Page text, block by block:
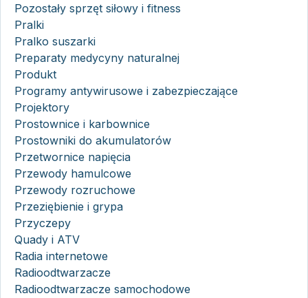
Pozostały sprzęt siłowy i fitness
Pralki
Pralko suszarki
Preparaty medycyny naturalnej
Produkt
Programy antywirusowe i zabezpieczające
Projektory
Prostownice i karbownice
Prostowniki do akumulatorów
Przetwornice napięcia
Przewody hamulcowe
Przewody rozruchowe
Przeziębienie i grypa
Przyczepy
Quady i ATV
Radia internetowe
Radioodtwarzacze
Radioodtwarzacze samochodowe